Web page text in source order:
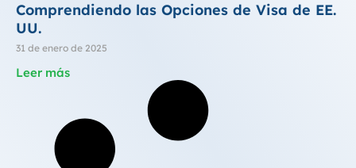
Comprendiendo las Opciones de Visa de EE.
UU.
31 de enero de 2025
Leer más